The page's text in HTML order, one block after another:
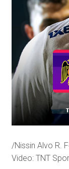
/Nissin Alvo R.
Video: TNT